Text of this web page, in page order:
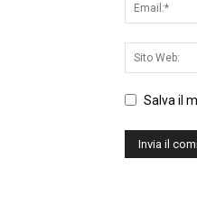
Salva il